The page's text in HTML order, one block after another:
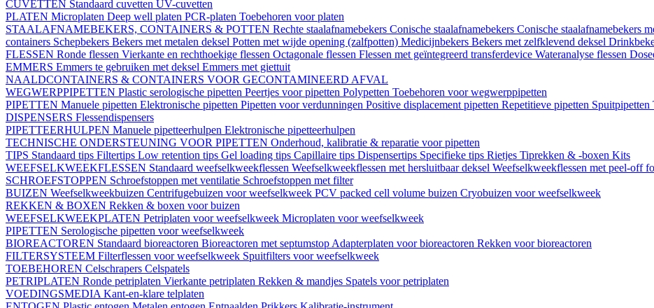
CUVETTEN Standaard cuvetten UV-cuvetten
PLATEN Microplaten Deep well platen PCR-platen Toebehoren voor platen
STAALAFNAMEBEKERS, CONTAINERS & POTTEN Rechte staalafnamebekers Conische staalafnamebekers Conische staalafnamebekers
containers Schepbekers Bekers met metalen deksel Potten met wijde opening (zalfpotten) Medicijnbekers Bekers met zelfklevend deksel
FLESSEN Ronde flessen Vierkante en rechthoekige flessen Octagonale flessen Flessen met geïntegreerd transferdevice Wateranalyse flessen
EMMERS Emmers te gebruiken met deksel Emmers met giettuit
NAALDCONTAINERS & CONTAINERS VOOR GECONTAMINEERD AFVAL
WEGWERPPIPETTEN Plastic serologische pipetten Peertjes voor pipetten Polypetten Toebehoren voor wegwerppipetten
PIPETTEN Manuele pipetten Elektronische pipetten Pipetten voor verdunningen Positive displacement pipetten Repetitieve pipetten Spuitpipetten
DISPENSERS Flessendispensers
PIPETTEERHULPEN Manuele pipetteerhulpen Elektronische pipetteerhulpen
TECHNISCHE ONDERSTEUNING VOOR PIPETTEN Onderhoud, kalibratie & reparatie voor pipetten
TIPS Standaard tips Filtertips Low retention tips Gel loading tips Capillaire tips Dispensertips Specifieke tips Rietjes Tiprekken & -boxen Kits
WEEFSELKWEEKFLESSEN Standaard weefselkweekflessen Weefselkweekflessen met hersluitbaar deksel Weefselkweekflessen met peel-off
SCHROEFSTOPPEN Schroefstoppen met ventilatie Schroefstoppen met filter
BUIZEN Weefselkweekbuizen Centrifugebuizen voor weefselkweek PCV packed cell volume buizen Cryobuizen voor weefselkweek
REKKEN & BOXEN Rekken & boxen voor buizen
WEEFSELKWEEKPLATEN Petriplaten voor weefselkweek Microplaten voor weefselkweek
PIPETTEN Serologische pipetten voor weefselkweek
BIOREACTOREN Standaard bioreactoren Bioreactoren met septumstop Adapterplaten voor bioreactoren Rekken voor bioreactoren
FILTERSYSTEEM Filterflessen voor weefselkweek Spuitfilters voor weefselkweek
TOEBEHOREN Celschrapers Celspatels
PETRIPLATEN Ronde petriplaten Vierkante petriplaten Rekken & mandjes Spatels voor petriplaten
VOEDINGSMEDIA Kant-en-klare telplaten